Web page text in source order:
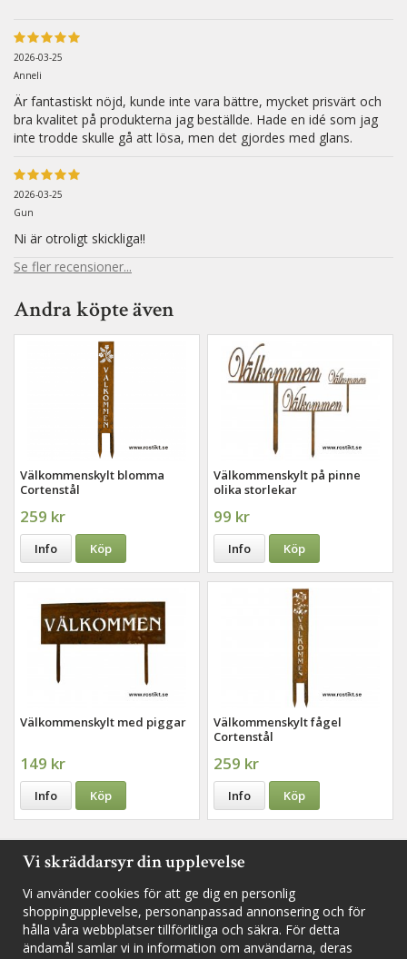
2026-03-25
Anneli
Är fantastiskt nöjd, kunde inte vara bättre, mycket prisvärt och
bra kvalitet på produkterna jag beställde. Hade en idé som jag
inte trodde skulle gå att lösa, men det gjordes med glans.
2026-03-25
Gun
Ni är otroligt skickliga!!
Se fler recensioner...
Andra köpte även
Välkommenskylt blomma
Cortenstål
259 kr
Info Köp
Välkommenskylt på pinne
olika storlekar
99 kr
Info Köp
Välkommenskylt med piggar
149 kr
Info Köp
Välkommenskylt fågel
Cortenstål
259 kr
Info Köp
Följ oss i sociala medier för nyheter, utlottningar och inspiration
Vi skräddarsyr din upplevelse
Vi använder cookies för att ge dig en personlig
shoppingupplevelse, personanpassad annonsering och för
hålla våra webbplatser tillförlitliga och säkra. För detta
ändamål samlar vi in information om användarna, deras